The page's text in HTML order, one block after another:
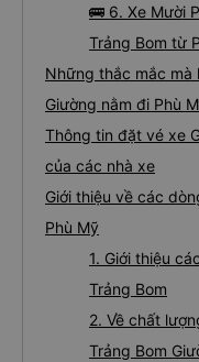
🚌 6. Xe Mười
Trảng Bom từ
Những thắc mắc
Giường nằm đi Phù
Thông tin đặt vé xe
của các nhà xe
Giới thiệu về các
Phù Mỹ
1. Giới thiệu
Trảng Bom
2. Về chất
Trảng Bom